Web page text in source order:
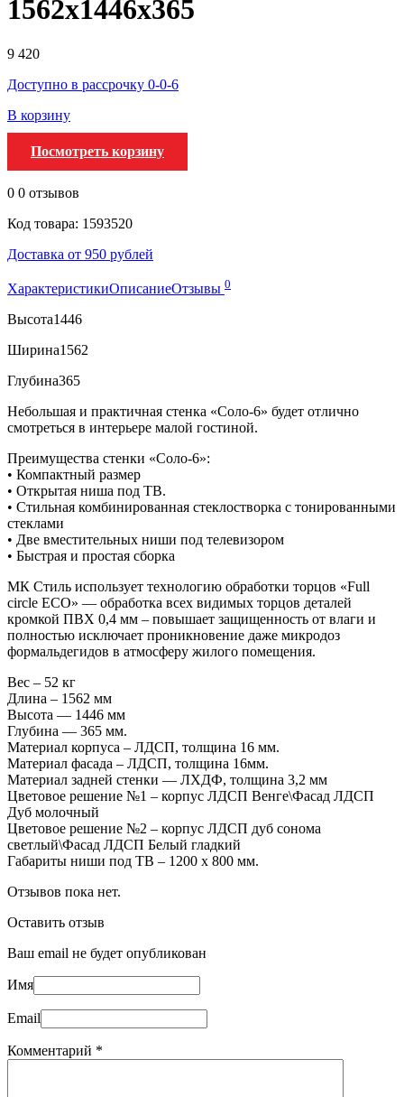
1562х1446х365
9 420
Доступно в рассрочку 0-0-6
В корзину
Посмотреть корзину
0 0 отзывов
Код товара: 1593520
Доставка от 950 рублей
ХарактеристикиОписаниеОтзывы 0
Высота1446
Ширина1562
Глубина365
Небольшая и практичная стенка «Соло-6» будет отлично
смотреться в интерьере малой гостиной.
Преимущества стенки «Соло-6»:
• Компактный размер
• Открытая ниша под ТВ.
• Стильная комбинированная стеклостворка с тонированными
стеклами
• Две вместительных ниши под телевизором
• Быстрая и простая сборка
МК Стиль использует технологию обработки торцов «Full
circle ECO» — обработка всех видимых торцов деталей
кромкой ПВХ 0,4 мм – повышает защищенность от влаги и
полностью исключает проникновение даже микродоз
формальдегидов в атмосферу жилого помещения.
Вес – 52 кг
Длина – 1562 мм
Высота — 1446 мм
Глубина — 365 мм.
Материал корпуса – ЛДСП, толщина 16 мм.
Материал фасада – ЛДСП, толщина 16мм.
Материал задней стенки — ЛХДФ, толщина 3,2 мм
Цветовое решение №1 – корпус ЛДСП Венге\Фасад ЛДСП
Дуб молочный
Цветовое решение №2 – корпус ЛДСП дуб сонома
светлый\Фасад ЛДСП Белый гладкий
Габариты ниши под ТВ – 1200 х 800 мм.
Отзывов пока нет.
Оставить отзыв
Ваш email не будет опубликован
Имя
Email
Комментарий *